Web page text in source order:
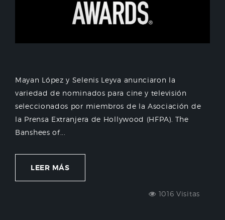
Mayan López y Selenis Leyva anunciaron la
variedad de nominados para cine y televisión
seleccionados por miembros de la Asociación de
la Prensa Extranjera de Hollywood (HFPA). The
Banshees of...
LEER MÁS
1016 Visitas